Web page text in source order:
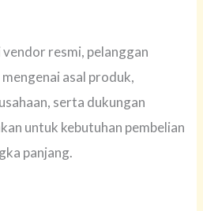
resmi, pelanggan
asal produk,
serta dukungan
untuk kebutuhan pembelian
panjang.